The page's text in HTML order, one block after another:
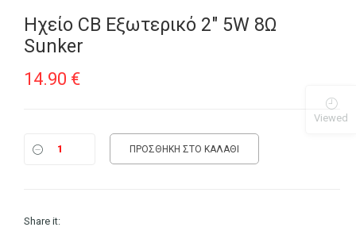
Ηχείο CB Εξωτερικό 2″ 5W 8Ω
Sunker
14.90 €
ΠΡΟΣΘΉΚΗ ΣΤΟ ΚΑΛΆΘΙ
Share it:
Viewed